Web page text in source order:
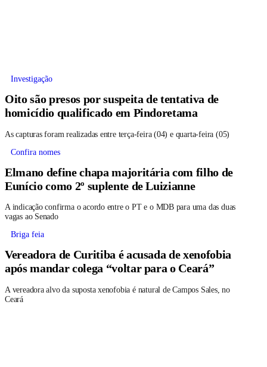
Investigação
Oito são presos por suspeita de tentativa de
homicídio qualificado em Pindoretama
As capturas foram realizadas entre terça-feira (04) e quarta-feira (05)
Confira nomes
Elmano define chapa majoritária com filho de
Eunício como 2º suplente de Luizianne
A indicação confirma o acordo entre o PT e o MDB para uma das duas
vagas ao Senado
Briga feia
Vereadora de Curitiba é acusada de xenofobia
após mandar colega “voltar para o Ceará”
A vereadora alvo da suposta xenofobia é natural de Campos Sales, no
Ceará